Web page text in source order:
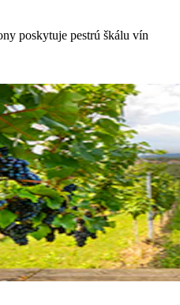
poskytuje pestrú škálu vín